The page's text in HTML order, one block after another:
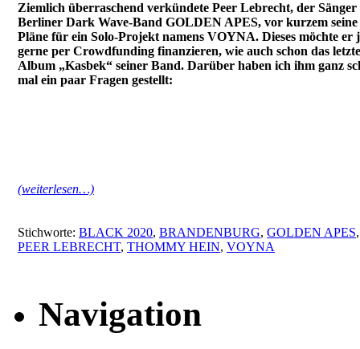
Ziemlich überraschend verkündete Peer Lebrecht, der Sänger
Berliner Dark Wave-Band GOLDEN APES, vor kurzem seine
Pläne für ein Solo-Projekt namens VOYNA. Dieses möchte er
gerne per Crowdfunding finanzieren, wie auch schon das letzte
Album „Kasbek“ seiner Band. Darüber haben ich ihm ganz
mal ein paar Fragen gestellt:
(weiterlesen…)
Stichworte: BLACK 2020, BRANDENBURG, GOLDEN APES,
PEER LEBRECHT, THOMMY HEIN, VOYNA
Navigation